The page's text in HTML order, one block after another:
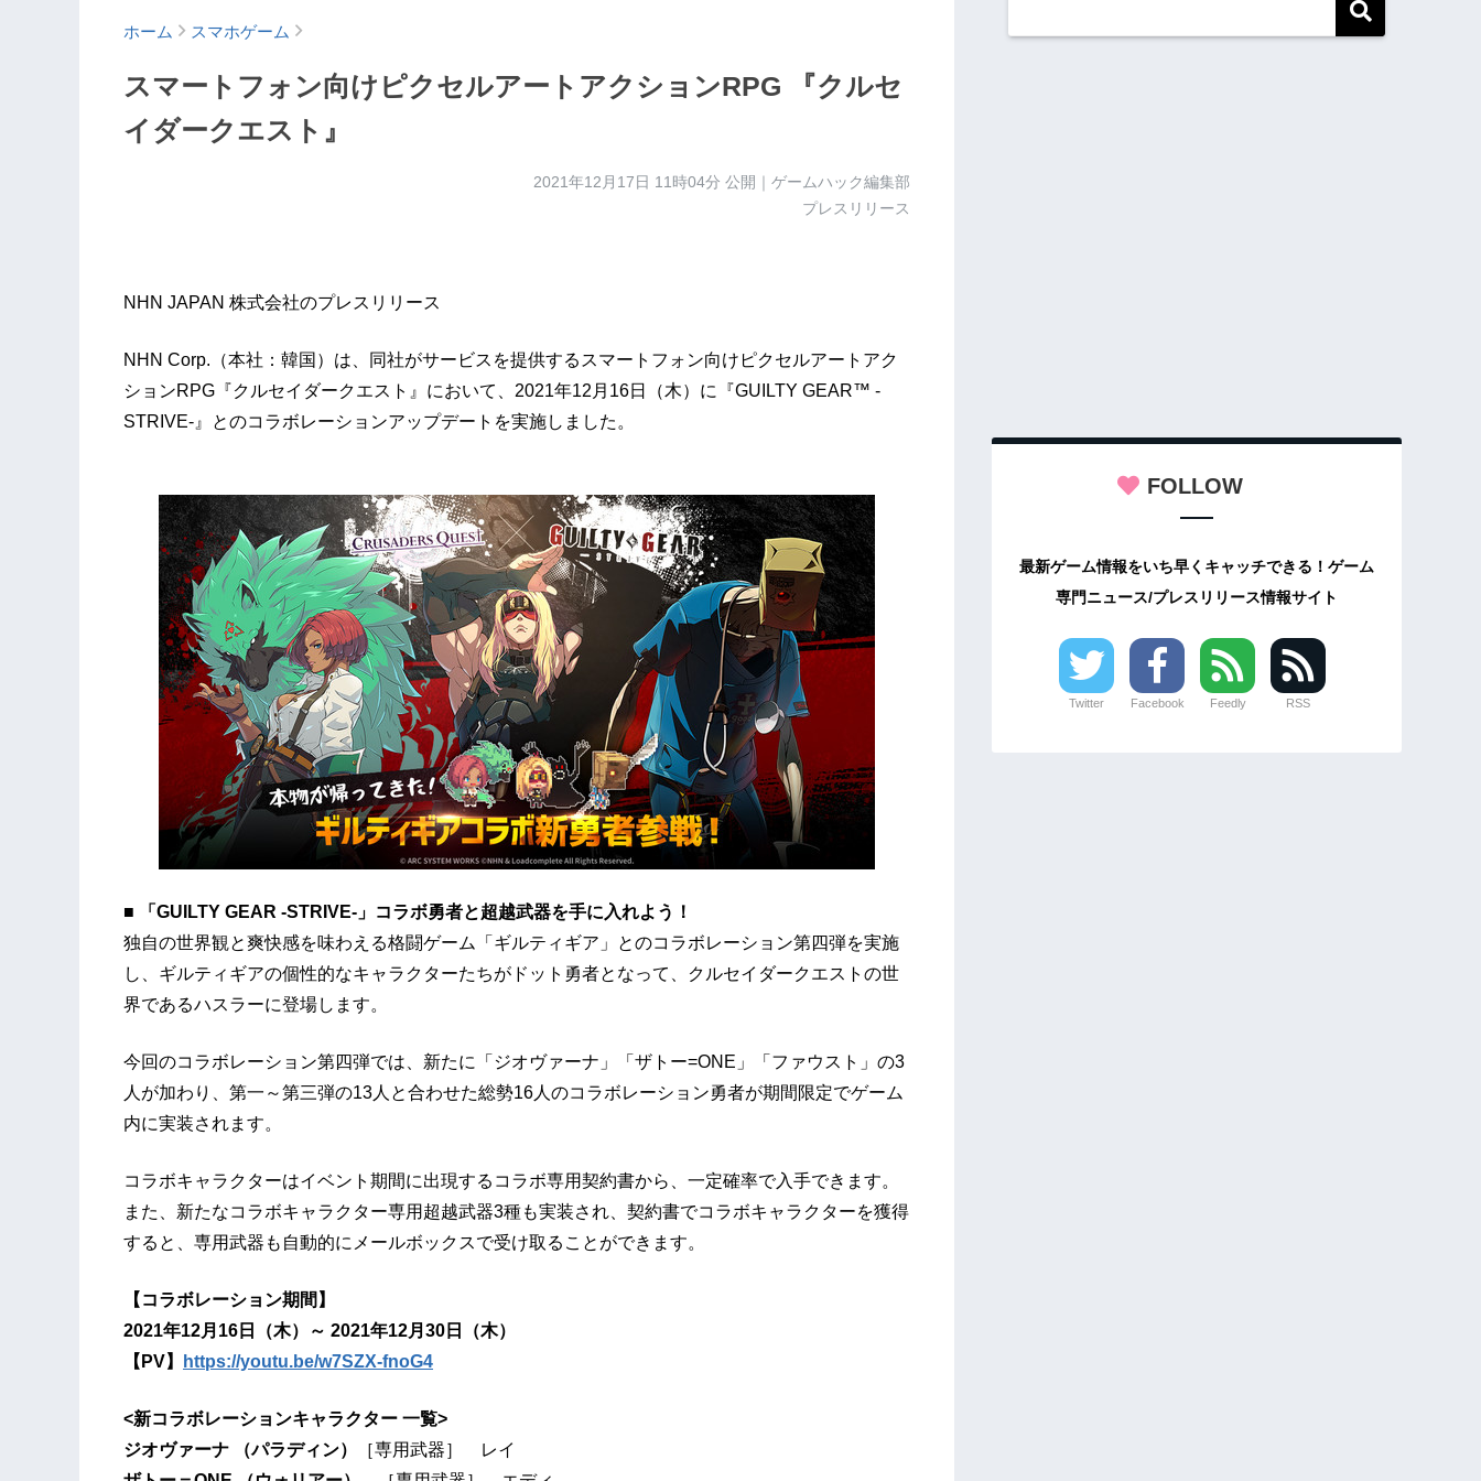
ホーム スマホゲーム
スマートフォン向けピクセルアートアクションRPG 『クルセ
イダークエスト』
2021年12月17日 11時04分 公開｜ゲームハック編集部
プレスリリース
NHN JAPAN 株式会社のプレスリリース
NHN Corp.（本社：韓国）は、同社がサービスを提供するスマートフォン向けピクセルアートアク
ションRPG『クルセイダークエスト』において、2021年12月16日（木）に『GUILTY GEAR™ -
STRIVE-』とのコラボレーションアップデートを実施しました。
■ 「 GUILTY GEAR -STRIVE- 」 コラボ勇者と超越武器を手に入れよう！
独自の世界観と爽快感を味わえる格闘ゲーム「ギルティギア」とのコラボレーション第四弾を実施
し、ギルティギアの個性的なキャラクターたちがドット勇者となって、クルセイダークエストの世
界であるハスラーに登場します。
今回のコラボレーション第四弾では、新たに「ジオヴァーナ」「ザトー=ONE」「ファウスト」の3
人が加わり、第一～第三弾の13人と合わせた総勢16人のコラボレーション勇者が期間限定でゲーム
内に実装されます。
コラボキャラクターはイベント期間に出現するコラボ専用契約書から、一定確率で入手できます。
また、新たなコラボキャラクター専用超越武器3種も実装され、契約書でコラボキャラクターを獲得
すると、専用武器も自動的にメールボックスで受け取ることができます。
【コラボレーション期間】
2021年12月16日（木）～ 2021年12月30日（木）
【PV】
https://youtu.be/w7SZX-fnoG4
<新コラボレーションキャラクター 一覧>
ジオヴァーナ
（パラディン）
［専用武器］ レイ
FOLLOW
最新ゲーム情報をいち早くキャッチできる！ゲーム
専門ニュース/プレスリリース情報サイト
Twitter Facebook Feedly RSS